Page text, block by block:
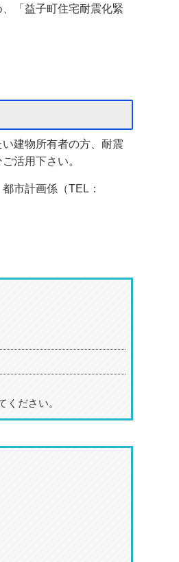
「益子町住宅耐震化緊
建物所有者の方、耐震
活用下さい。
市計画係（TEL：
ください。